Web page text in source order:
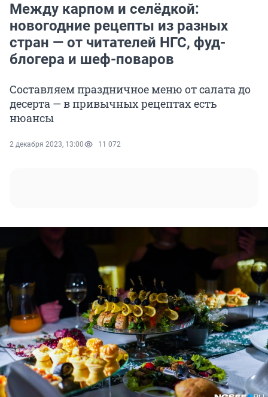
Между карпом и селёдкой:
новогодние рецепты из разных
стран — от читателей НГС, фуд-
блогера и шеф-поваров
Составляем праздничное меню от салата до
десерта — в привычных рецептах есть
нюансы
2 декабря 2023, 13:00 11 072